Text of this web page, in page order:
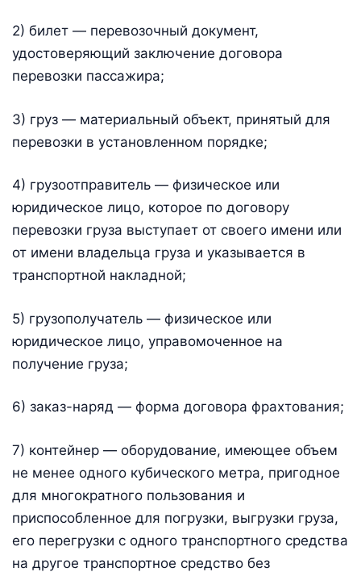
2) билет — перевозочный документ,
удостоверяющий заключение договора
перевозки пассажира;
3) груз — материальный объект, принятый для
перевозки в установленном порядке;
4) грузоотправитель — физическое или
юридическое лицо, которое по договору
перевозки груза выступает от своего имени или
от имени владельца груза и указывается в
транспортной накладной;
5) грузополучатель — физическое или
юридическое лицо, управомоченное на
получение груза;
6) заказ-наряд — форма договора фрахтования;
7) контейнер — оборудование, имеющее объем
не менее одного кубического метра, пригодное
для многократного пользования и
приспособленное для погрузки, выгрузки груза,
его перегрузки с одного транспортного средства
на другое транспортное средство без